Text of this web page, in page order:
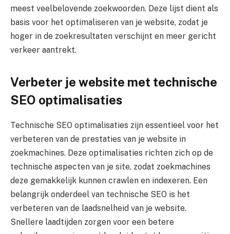
meest veelbelovende zoekwoorden. Deze lijst dient als
basis voor het optimaliseren van je website, zodat je
hoger in de zoekresultaten verschijnt en meer gericht
verkeer aantrekt.
Verbeter je website met technische
SEO optimalisaties
Technische SEO optimalisaties zijn essentieel voor het
verbeteren van de prestaties van je website in
zoekmachines. Deze optimalisaties richten zich op de
technische aspecten van je site, zodat zoekmachines
deze gemakkelijk kunnen crawlen en indexeren. Een
belangrijk onderdeel van technische SEO is het
verbeteren van de laadsnelheid van je website.
Snellere laadtijden zorgen voor een betere